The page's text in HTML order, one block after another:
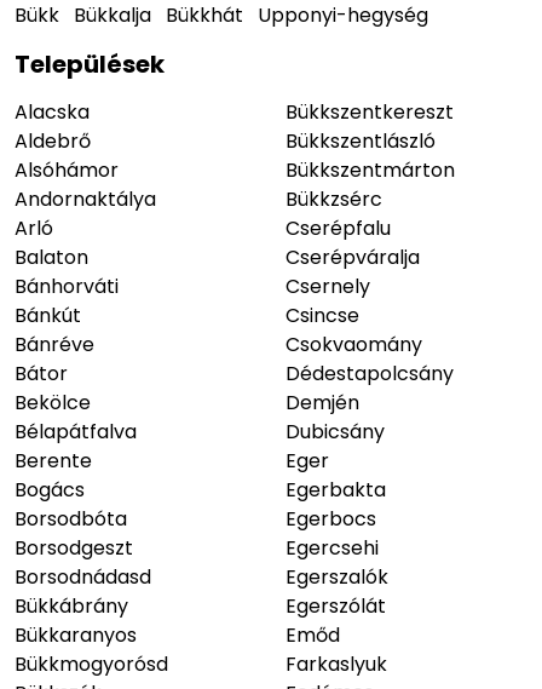
Bükk Bükkalja Bükkhát Upponyi-hegység
Települések
Alacska
Aldebrő
Alsóhámor
Andornaktálya
Arló
Balaton
Bánhorváti
Bánkút
Bánréve
Bátor
Bekölce
Bélapátfalva
Berente
Bogács
Borsodbóta
Borsodgeszt
Borsodnádasd
Bükkábrány
Bükkaranyos
Bükkmogyorósd
Bükkszentkereszt
Bükkszentlászló
Bükkszentmárton
Bükkzsérc
Cserépfalu
Cserépváralja
Csernely
Csincse
Csokvaomány
Dédestapolcsány
Demjén
Dubicsány
Eger
Egerbakta
Egerbocs
Egercsehi
Egerszalók
Egerszólát
Emőd
Farkaslyuk